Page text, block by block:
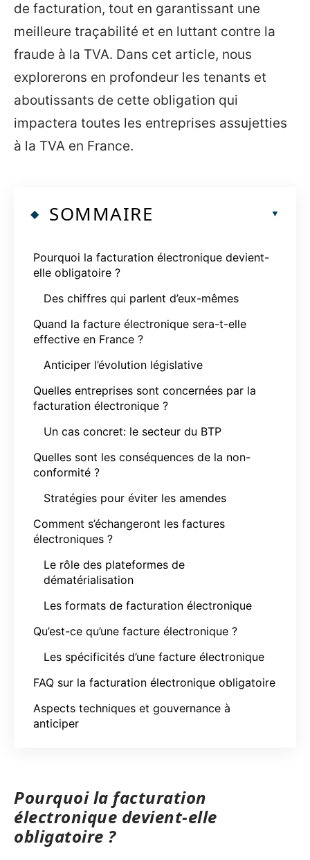
de facturation, tout en garantissant une
meilleure traçabilité et en luttant contre la
fraude à la TVA. Dans cet article, nous
explorerons en profondeur les tenants et
aboutissants de cette obligation qui
impactera toutes les entreprises assujetties
à la TVA en France.
SOMMAIRE
Pourquoi la facturation électronique devient-
elle obligatoire ?
Des chiffres qui parlent d’eux-mêmes
Quand la facture électronique sera-t-elle
effective en France ?
Anticiper l’évolution législative
Quelles entreprises sont concernées par la
facturation électronique ?
Un cas concret: le secteur du BTP
Quelles sont les conséquences de la non-
conformité ?
Stratégies pour éviter les amendes
Comment s’échangeront les factures
électroniques ?
Le rôle des plateformes de
dématérialisation
Les formats de facturation électronique
Qu’est-ce qu’une facture électronique ?
Les spécificités d’une facture électronique
FAQ sur la facturation électronique obligatoire
Aspects techniques et gouvernance à
anticiper
Pourquoi la facturation
électronique devient-elle
obligatoire ?